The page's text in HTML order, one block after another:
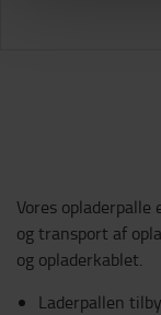
Vores
og transport af
og opladerkablet.
Laderpallen